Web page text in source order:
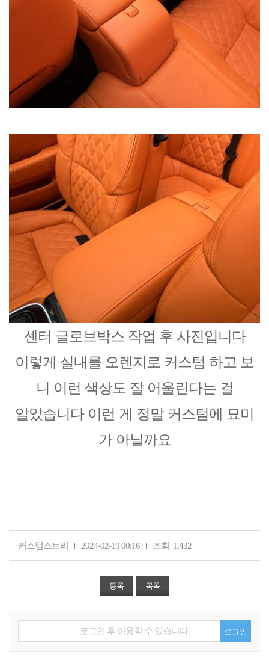
센터 글로브박스 작업 후 사진입니다
이렇게 실내를 오렌지로 커스텀 하고 보
니 이런 색상도 잘 어울린다는 걸
알았습니다 이런 게 정말 커스텀에 묘미
가 아닐까요
커스텀스토리 2024-02-19 00:16 조회 1,432
등록 목록
로그인 후 이용할 수 있습니다. 로그인